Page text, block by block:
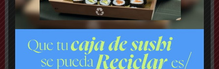
Comuna
Gritos y «dedo a lo Lagos»: Matías Toledo encaró a
delegado presidencial y lo subió a su red social
Cajón del Maipo
Encuentran con vida a pareja desaparecida: se